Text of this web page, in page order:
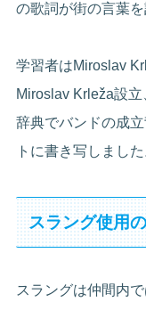
の歌詞が街の言葉を
学習者はMiroslav
Miroslav Krleža設
辞典でバンドの成
トに書き写しました
スラング使用
スラングは仲間内